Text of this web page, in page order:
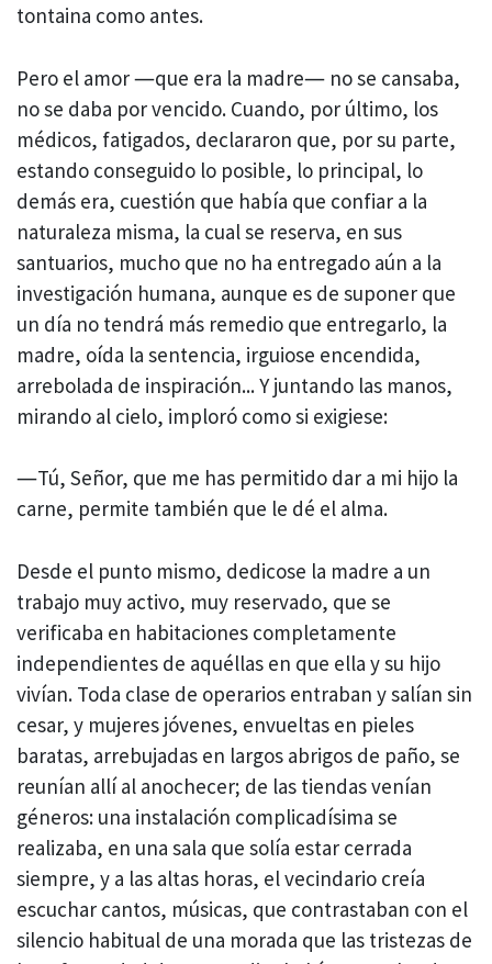
tontaina como antes.
Pero el amor ―que era la madre― no se cansaba,
no se daba por vencido. Cuando, por último, los
médicos, fatigados, declararon que, por su parte,
estando conseguido lo posible, lo principal, lo
demás era, cuestión que había que confiar a la
naturaleza misma, la cual se reserva, en sus
santuarios, mucho que no ha entregado aún a la
investigación humana, aunque es de suponer que
un día no tendrá más remedio que entregarlo, la
madre, oída la sentencia, irguiose encendida,
arrebolada de inspiración... Y juntando las manos,
mirando al cielo, imploró como si exigiese:
―Tú, Señor, que me has permitido dar a mi hijo la
carne, permite también que le dé el alma.
Desde el punto mismo, dedicose la madre a un
trabajo muy activo, muy reservado, que se
verificaba en habitaciones completamente
independientes de aquéllas en que ella y su hijo
vivían. Toda clase de operarios entraban y salían sin
cesar, y mujeres jóvenes, envueltas en pieles
baratas, arrebujadas en largos abrigos de paño, se
reunían allí al anochecer; de las tiendas venían
géneros: una instalación complicadísima se
realizaba, en una sala que solía estar cerrada
siempre, y a las altas horas, el vecindario creía
escuchar cantos, músicas, que contrastaban con el
silencio habitual de una morada que las tristezas de